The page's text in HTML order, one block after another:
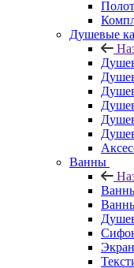
Душевые
Ванны